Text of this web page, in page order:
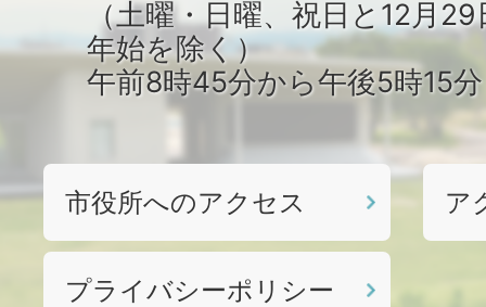
（土曜・日曜、祝日と12月
年始を除く）
午前8時45分から午後5時15
市役所へのアクセス ア
プライバシーポリシー